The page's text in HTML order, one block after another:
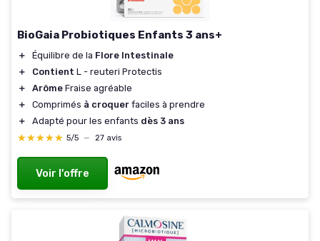
BioGaia Probiotiques Enfants 3 ans+
＋ Équilibre de la Flore Intestinale
＋
Contient L - reuteri Protectis
＋
Arôme Fraise agréable
＋
Comprimés à croquer faciles à prendre
＋
Adapté pour les enfants dès 3 ans
★★★★★
★★★★★ 5/5 — 27 avis
Voir l'offre